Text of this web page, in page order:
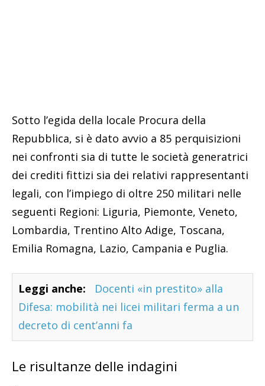
Sotto l’egida della locale Procura della
Repubblica, si è dato avvio a 85 perquisizioni
nei confronti sia di tutte le società generatrici
dei crediti fittizi sia dei relativi rappresentanti
legali, con l’impiego di oltre 250 militari nelle
seguenti Regioni: Liguria, Piemonte, Veneto,
Lombardia, Trentino Alto Adige, Toscana,
Emilia Romagna, Lazio, Campania e Puglia.
Leggi anche:
Docenti «in prestito» alla
Difesa: mobilità nei licei militari ferma a un
decreto di cent’anni fa
Le risultanze delle indagini